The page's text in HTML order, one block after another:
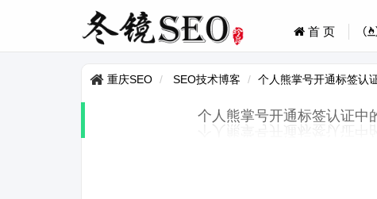
首 页
重庆SEO SEO技术博客 个人熊掌号开通标签认
个人熊掌号开通标签认证中